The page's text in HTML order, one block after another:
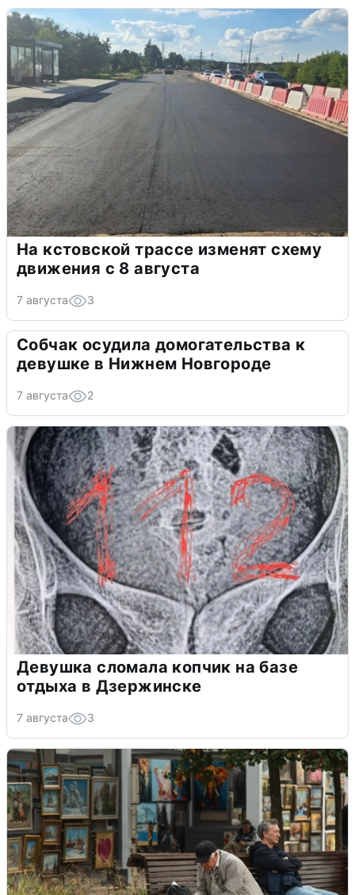
На кстовской трассе изменят схему
движения с 8 августа
7 августа 3
Собчак осудила домогательства к
девушке в Нижнем Новгороде
7 августа 2
Девушка сломала копчик на базе
отдыха в Дзержинске
7 августа 3